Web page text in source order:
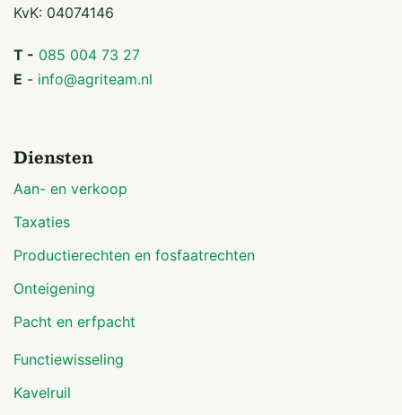
KvK: 04074146
T - 085 004 73 27
E - info@agriteam.nl
Diensten
Aan- en verkoop
Taxaties
Productierechten en fosfaatrechten
Onteigening
Pacht en erfpacht
Functiewisseling
Kavelruil